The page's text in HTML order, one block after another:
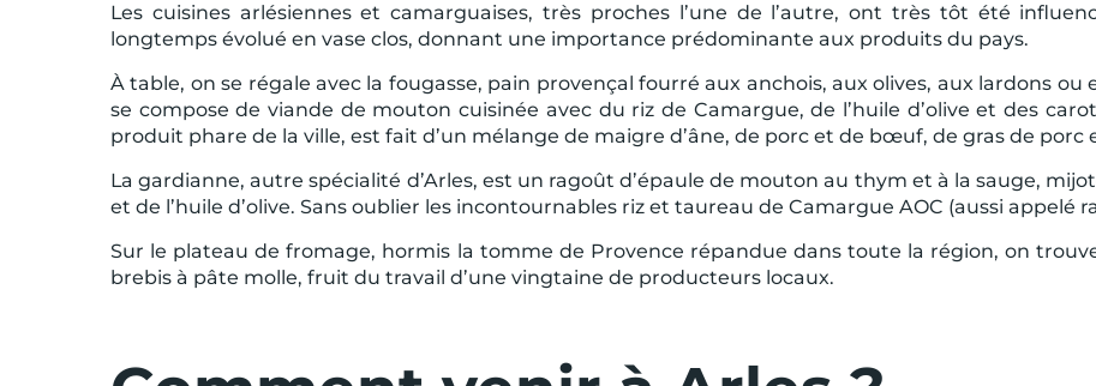
Les cuisines arlésiennes et camarguaises, très proches l’une de l’autre, ont très tôt été
longtemps évolué en vase clos, donnant une importance prédominante aux produits du pays.
À table, on se régale avec la fougasse, pain provençal fourré aux anchois, aux olives, aux lardons
se compose de viande de mouton cuisinée avec du riz de Camargue, de l’huile d’olive et des
produit phare de la ville, est fait d’un mélange de maigre d’âne, de porc et de bœuf, de gras de porc
La gardianne, autre spécialité d’Arles, est un ragoût d’épaule de mouton au thym et à la sauge,
et de l’huile d’olive. Sans oublier les incontournables riz et taureau de Camargue AOC (aussi appelé
Sur le plateau de fromage, hormis la tomme de Provence répandue dans toute la région, on
brebis à pâte molle, fruit du travail d’une vingtaine de producteurs locaux.